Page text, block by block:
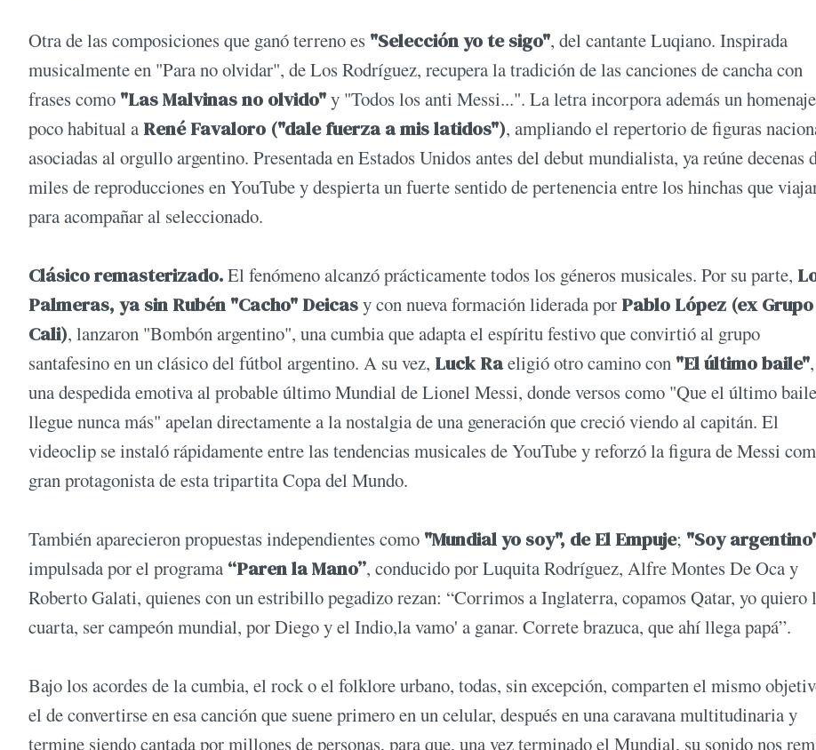
Otra de las composiciones que ganó terreno es "Selección yo te sigo", del cantante Luqiano. Inspirada
musicalmente en "Para no olvidar", de Los Rodríguez, recupera la tradición de las canciones de cancha con
frases como "Las Malvinas no olvido"y "Todos los anti Messi...". La letra incorpora además un homenaje
poco habitual a René Favaloro ("dale fuerza a mis latidos"), ampliando el repertorio de figuras
asociadas al orgullo argentino. Presentada en Estados Unidos antes del debut mundialista, ya reúne decenas
miles de reproducciones en YouTube y despierta un fuerte sentido de pertenencia entre los hinchas que
para acompañar al seleccionado.
Clásico remasterizado.El fenómeno alcanzó prácticamente todos los géneros musicales. Por su parte,
Palmeras, ya sin Rubén "Cacho" Deicasy con nueva formación liderada por Pablo López (ex Grupo
Cali), lanzaron "Bombón argentino", una cumbia que adapta el espíritu festivo que convirtió al grupo
santafesino en un clásico del fútbol argentino. A su vez, Luck Raeligió otro camino con "El último baile",
una despedida emotiva al probable último Mundial de Lionel Messi, donde versos como "Que el último
llegue nunca más" apelan directamente a la nostalgia de una generación que creció viendo al capitán. El
videoclip se instaló rápidamente entre las tendencias musicales de YouTube y reforzó la figura de Messi
gran protagonista de esta tripartita Copa del Mundo.
También aparecieron propuestas independientes como "Mundial yo soy", de El Empuje; "Soy
impulsada por el programa “Paren la Mano”, conducido por Luquita Rodríguez, Alfre Montes De Oca y
Roberto Galati, quienes con un estribillo pegadizo rezan: “Corrimos a Inglaterra, copamos Qatar, yo quiero
cuarta, ser campeón mundial, por Diego y el Indio,la vamo' a ganar. Correte brazuca, que ahí llega papá”.
Bajo los acordes de la cumbia, el rock o el folklore urbano, todas, sin excepción, comparten el mismo
el de convertirse en esa canción que suene primero en un celular, después en una caravana multitudinaria y
termine siendo cantada por millones de personas, para que, una vez terminado el Mundial, su sonido nos